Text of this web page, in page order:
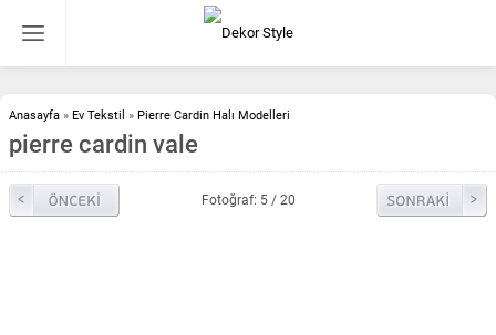
Anasayfa » Ev Tekstil » Pierre Cardin Halı Modelleri
pierre cardin vale
Fotoğraf: 5 / 20